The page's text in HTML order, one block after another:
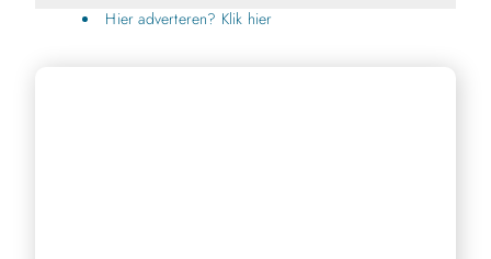
Hier adverteren? Klik hier